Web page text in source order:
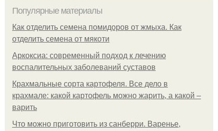
Популярные материалы
Как отделить семена помидоров от жмыха. Как
отделить семена от мякоти
Аркоксиа: современный подход к лечению
воспалительных заболеваний суставов
Крахмальные сорта картофеля. Все дело в
крахмале: какой картофель можно жарить, а какой –
варить
Что можно приготовить из санберри. Варенье,